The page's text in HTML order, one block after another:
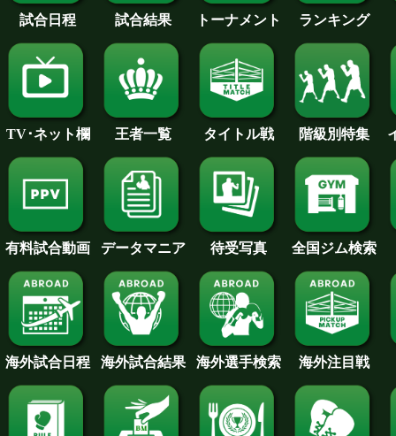
試合日程 試合結果 トーナメント ランキング
TV･ネット欄 王者一覧 タイトル戦 階級別特集
有料試合動画 データマニア 待受写真 全国ジム検索
海外試合日程 海外試合結果 海外選手検索 海外注目戦